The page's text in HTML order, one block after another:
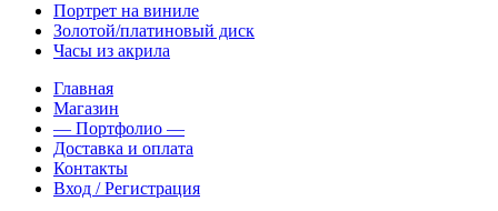
Портрет на виниле
Золотой/платиновый диск
Часы из акрила
Главная
Магазин
— Портфолио —
Доставка и оплата
Контакты
Вход / Регистрация